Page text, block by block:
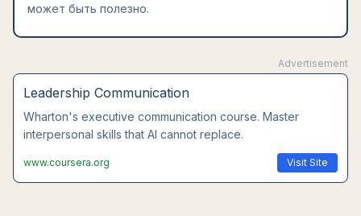
может быть полезно.
Advertisement
Leadership Communication
Wharton's executive communication course. Master
interpersonal skills that AI cannot replace.
www.coursera.org Visit Site